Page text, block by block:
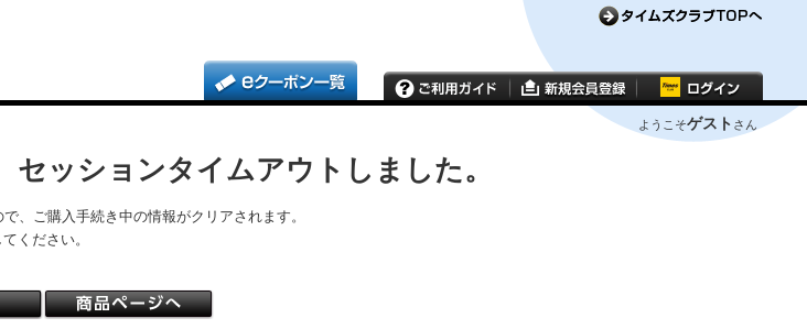
ようこそゲスト さん
ッションタイムアウトしました。
、ご購入手続き中の情報がクリアされます。
ください。